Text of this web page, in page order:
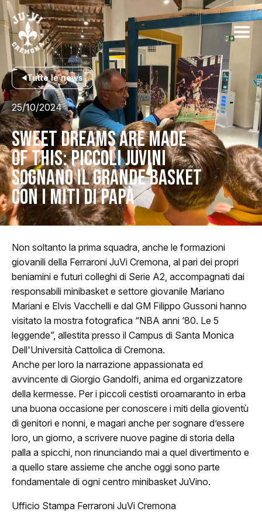
Tutte le news
25/10/2024
SWEET DREAMS ARE MADE
OF THIS: PICCOLI JUVINI
SOGNANO IL GRANDE BASKET
CON I MITI DI PAPÀ
Storia
Squadra 25/26
Organigramma
Safe Guarding
Non soltanto la prima squadra, anche le formazioni
giovanili della Ferraroni JuVi Cremona, al pari dei propri
beniamini e futuri colleghi di Serie A2, accompagnati dai
responsabili minibasket e settore giovanile Mariano
Mariani e Elvis Vacchelli e dal GM Filippo Gussoni hanno
visitato la mostra fotografica “NBA anni ‘80. Le 5
leggende”, allestita presso il Campus di Santa Monica
Dell'Università Cattolica di Cremona.
Anche per loro la narrazione appassionata ed
avvincente di Giorgio Gandolfi, anima ed organizzatore
della kermesse. Per i piccoli cestisti oroamaranto in erba
una buona occasione per conoscere i miti della gioventù
di genitori e nonni, e magari anche per sognare d’essere
loro, un giorno, a scrivere nuove pagine di storia della
palla a spicchi, non rinunciando mai a quel divertimento e
a quello stare assieme che anche oggi sono parte
fondamentale di ogni centro minibasket JuVino.
Ufficio Stampa Ferraroni JuVi Cremona